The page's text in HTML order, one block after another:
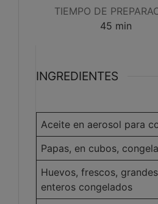
TIEMPO DE
45minutos
min
INGREDIENTES
Aceite en aerosol para
Papas, en cubos,
Huevos, frescos,
enteros congelados